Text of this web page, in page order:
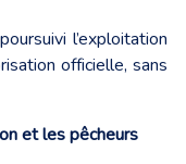
l’exploitation
officielle, sans
et les pêcheurs